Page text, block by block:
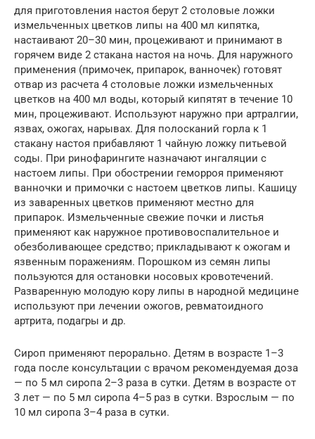
для приготовления настоя берут 2 столовые ложки
измельченных цветков липы на 400 мл кипятка,
настаивают 20–30 мин, процеживают и принимают в
горячем виде 2 стакана настоя на ночь. Для наружного
применения (примочек, припарок, ванночек) готовят
отвар из расчета 4 столовые ложки измельченных
цветков на 400 мл воды, который кипятят в течение 10
мин, процеживают. Используют наружно при артралгии,
язвах, ожогах, нарывах. Для полосканий горла к 1
стакану настоя прибавляют 1 чайную ложку питьевой
соды. При ринофарингите назначают ингаляции с
настоем липы. При обострении геморроя применяют
ванночки и примочки с настоем цветков липы. Кашицу
из заваренных цветков применяют местно для
припарок. Измельченные свежие почки и листья
применяют как наружное противовоспалительное и
обезболивающее средство; прикладывают к ожогам и
язвенным поражениям. Порошком из семян липы
пользуются для остановки носовых кровотечений.
Разваренную молодую кору липы в народной медицине
используют при лечении ожогов, ревматоидного
артрита, подагры и др.
Сироп применяют перорально. Детям в возрасте 1–3
года после консультации с врачом рекомендуемая доза
— по 5 мл сиропа 2–3 раза в сутки. Детям в возрасте от
3 лет — по 5 мл сиропа 4–5 раз в сутки. Взрослым — по
10 мл сиропа 3–4 раза в сутки.